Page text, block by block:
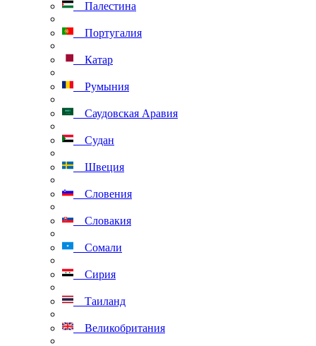
Палестина
Португалия
Катар
Румыния
Саудовская Аравия
Судан
Швеция
Словения
Словакия
Сомали
Сирия
Таиланд
Великобритания